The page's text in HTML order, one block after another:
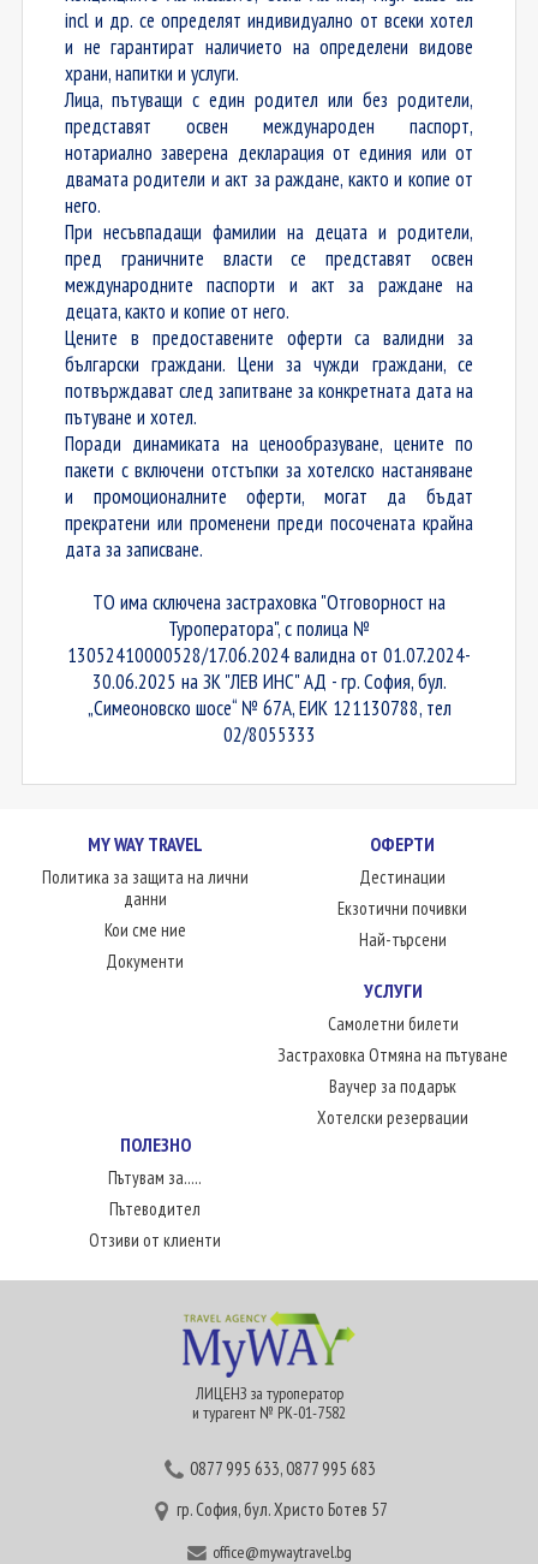
incl и др. се определят индивидуално от всеки хотел
и не гарантират наличието на определени видове
храни, напитки и услуги.
Лица, пътуващи с един родител или без родители,
представят освен международен паспорт,
нотариално заверена декларация от единия или от
двамата родители и акт за раждане, както и копие от
него.
При несъвпадащи фамилии на децата и родители,
пред граничните власти се представят освен
международните паспорти и акт за раждане на
децата, както и копие от него.
Цените в предоставените оферти са валидни за
български граждани. Цени за чужди граждани, се
потвърждават след запитване за конкретната дата на
пътуване и хотел.
Поради динамиката на ценообразуване, цените по
пакети с включени отстъпки за хотелско настаняване
и промоционалните оферти, могат да бъдат
прекратени или променени преди посочената крайна
дата за записване.
ТO има сключена застраховка "Отговорност на
Туроператора", с полица №
13052410000528/17.06.2024 валидна от 01.07.2024-
30.06.2025 на ЗК "ЛЕВ ИНС" АД - гр. София, бул.
„Симеоновско шосе“ № 67А, ЕИК 121130788, тел
02/8055333
MY WAY TRAVEL
Политика за защита на лични
данни
Кои сме ние
Документи
ОФЕРТИ
Дестинации
Екзотични почивки
Най-търсени
УСЛУГИ
Самолетни билети
Застраховка Отмяна на пътуване
Ваучер за подарък
Хотелски резервации
ПОЛЕЗНО
Пътувам за.....
Пътеводител
Отзиви от клиенти
ЛИЦЕНЗ за туроператор
и турагент № РК-01-7582
0877 995 633,0877 995 683
гр. София, бул. Христо Ботев 57
office@mywaytravel.bg